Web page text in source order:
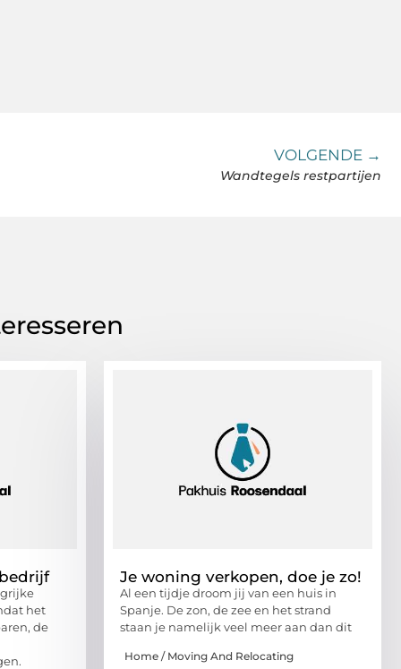
VOLGENDE →
Wandtegels restpartijen
het
de
Je woning verkopen, doe je zo!
Al een tijdje droom jij van een huis in
Spanje. De zon, de zee en het strand
staan je namelijk veel meer aan dan dit
Home / Moving And Relocating